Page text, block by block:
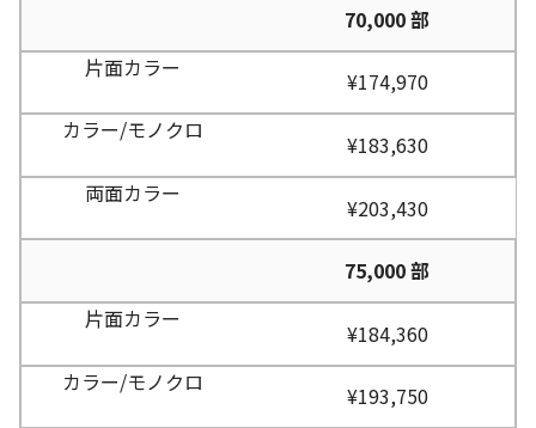
70,000 部
¥174,970
¥183,630
¥203,430
75,000 部
¥184,360
¥193,750